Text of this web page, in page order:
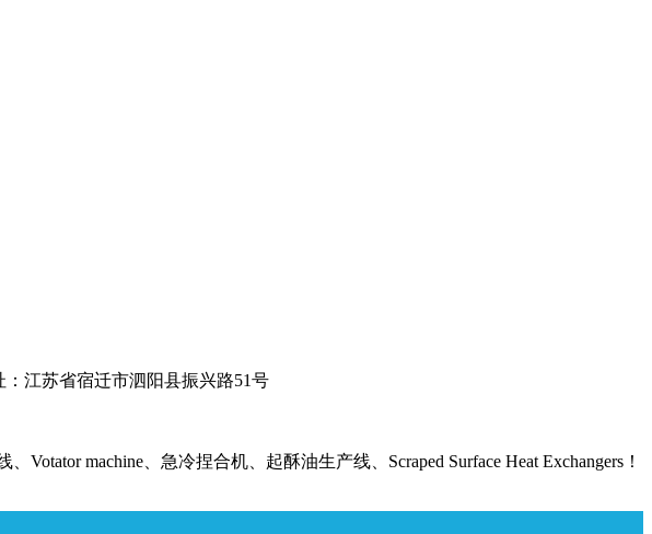
江苏省宿迁市泗阳县振兴路51号
machine、急冷捏合机、起酥油生产线、Scraped Surface Heat Exchangers！